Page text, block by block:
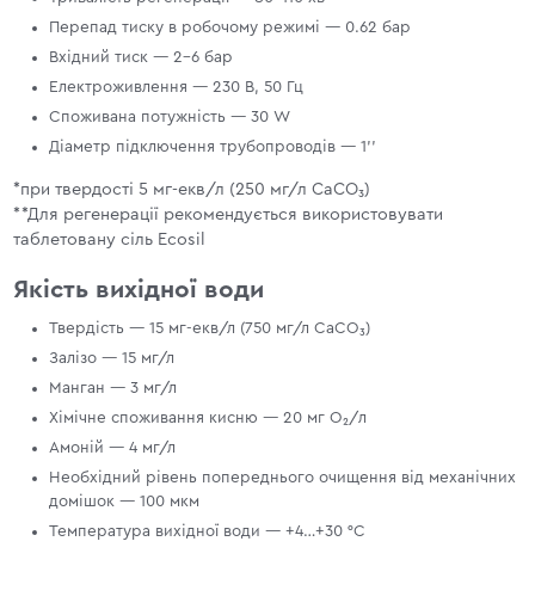
Перепад тиску в робочому режимі — 0.62 бар
Вхідний тиск — 2–6 бар
Електроживлення — 230 В, 50 Гц
Споживана потужність — 30 W
Діаметр підключення трубопроводів — 1’’
*при твердості 5 мг-екв/л (250 мг/л CaCO₃)
**Для регенерації рекомендується використовувати
таблетовану сіль Ecosil
Якість вихідної води
Твердість — 15 мг-екв/л (750 мг/л CaCO₃)
Залізо — 15 мг/л
Манган — 3 мг/л
Хімічне споживання кисню — 20 мг O₂/л
Амоній — 4 мг/л
Необхідний рівень попереднього очищення від механічних
домішок — 100 мкм
Температура вихідної води — +4…+30 °С